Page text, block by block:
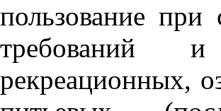
пользование при
требований
рекреационных,